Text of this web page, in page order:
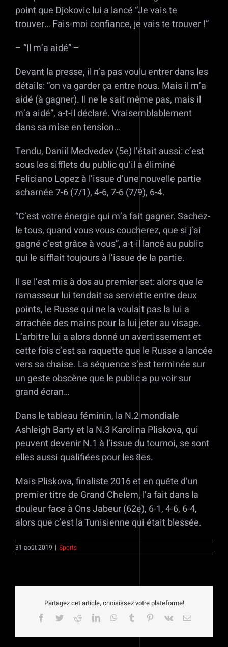
point que Djokovic lui a lancé “Je vais te
trouver… Fais-moi confiance, je vais te trouver !”
– “Il m’a aidé” –
Devant la presse, il n’a pas voulu entrer dans les
détails: “on va garder ça entre nous. Mais il m’a
aidé (à gagner). Il ne le sait même pas, mais il
m’a aidé”, a-t-il déclaré. Vraisemblablement
dans sa mise en tension…
Tendu, Daniil Medvedev (5e) l’était aussi: c’est
sous les sifflets du public qu’il a éliminé
Feliciano Lopez à l’issue d’une nouvelle partie
acharnée 7-6 (7/1), 4-6, 7-6 (7/9), 6-4.
“C’est votre énergie qui m’a fait gagner. Sachez-
le tous, quand vous vous coucherez, que si j’ai
gagné c’est grâce à vous”, a-t-il lancé au public
qui le sifflait toujours à l’issue de la partie.
Il se l’est mis à dos au premier set: alors que le
ramasseur lui tendait sa serviette entre deux
points, le Russe qui ne la voulait pas la lui a
arrachée des mains pour la lui jeter au visage.
L’arbitre lui a alors donné un avertissement et
cette fois c’est sa raquette que le Russe a lancée
vers sa chaise. La séquence s’est terminée sur
un geste obscène que le public a pu voir sur
grand écran…
Dans le tableau féminin, la N.2 mondiale
Ashleigh Barty et la N.3 Karolina Pliskova, qui
peuvent devenir N.1 à l’issue du tournoi, se sont
elles aussi qualifiées pour les 8es.
Mais Pliskova, finaliste 2016 et en quête d’un
premier titre de Grand Chelem, l’a fait dans la
douleur face à Ons Jabeur (62e), 6-1, 4-6, 6-4,
alors que c’est la Tunisienne qui était blessée.
31 août 2019 | Sports
Partagez cet article, choisissez votre plateforme!
Facebook
TwitterRedditLinkedInWhatsApp
Tumblr Pinterest
Vk Email